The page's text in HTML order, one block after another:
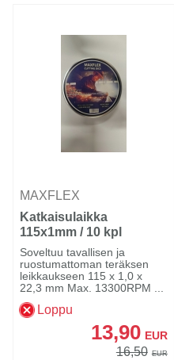
MAXFLEX
Katkaisulaikka
115x1mm / 10 kpl
Soveltuu tavallisen ja
ruostumattoman teräksen
leikkaukseen 115 x 1,0 x
22,3 mm Max. 13300RPM ...
Loppu
13,90 EUR
16,50 EUR